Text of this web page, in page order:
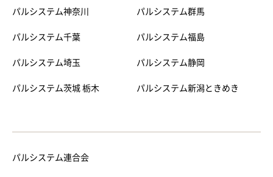
パルシステム神奈川
パルシステム千葉
パルシステム埼玉
パルシステム茨城 栃木
パルシステム群馬
パルシステム福島
パルシステム静岡
パルシステム新潟ときめき
パルシステム連合会